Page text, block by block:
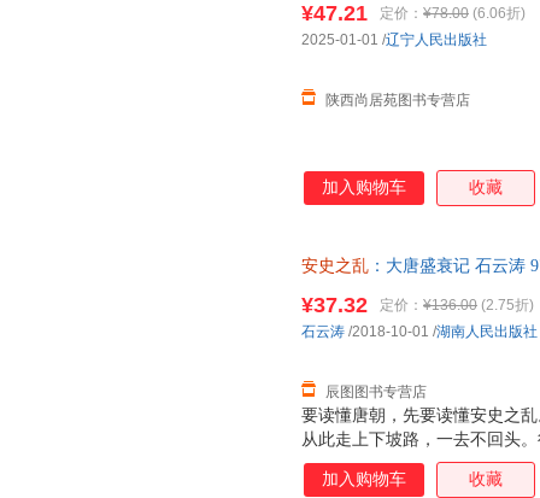
¥47.21 定价： ¥78.00 (6.06折)
陕西尚居苑图书专营店
2025-01-01 /辽宁人民出版社
加入购物车 收藏
安史之乱 ：大唐盛衰记 石云涛
要读懂唐朝，先要读懂安史之
从此走上下坡路，一去不回头
人难以治愈的心灵之痛！是谁
局？又是谁在推波助澜？一场
¥37.32 定价： ¥136.00 (2.75折)
辰图图书专营店
石云涛 /2018-10-01 /湖南人民出版社
加入购物车 收藏